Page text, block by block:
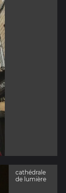
cathédrale
de lumière